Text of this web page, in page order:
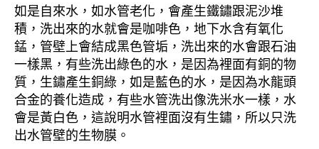
如是自來水，如水管老化，會產生鐵鏽跟泥沙堆
積，洗出來的水就會是咖啡色，地下水含有氧化
錳，管壁上會結成黑色管垢，洗出來的水會跟石油
一樣黑，有些洗出綠色的水，是因為裡面有銅的物
質，生鏽產生銅綠，如是藍色的水，是因為水龍頭
合金的養化造成，有些水管洗出像洗米水一樣，水
會是黃白色，這說明水管裡面沒有生鏽，所以只洗
出水管壁的生物膜。